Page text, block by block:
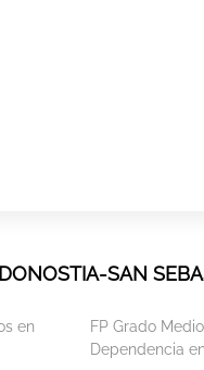
SAN
en
FP Grado
Dependencia